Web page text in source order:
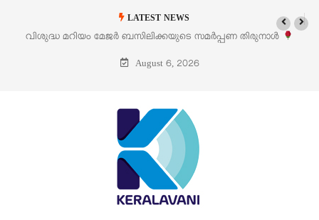
LATEST NEWS
വിശുദ്ധ മറിയം മേജർ ബസിലിക്കയുടെ സമർപ്പണ തിരുനാൾ
ഓഗസ്റ്റ് 5 –
August 6, 2026